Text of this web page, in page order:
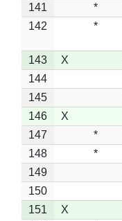
141
*
142
*
143
X
144
145
146
X
147
*
148
*
149
150
151
X